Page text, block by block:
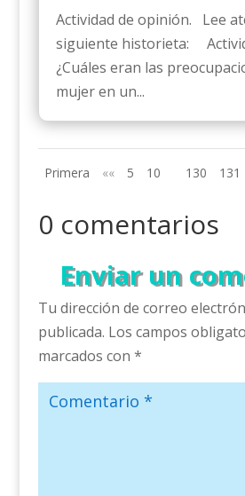
Actividad de opinión. Lee
siguiente historieta:
¿Cuáles eran las
mujer en un...
Primera «« 5 10 130 131
0 comentarios
Enviar un
Tu dirección de correo
publicada. Los campos
marcados con *